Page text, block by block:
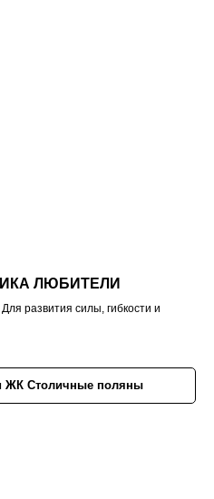
ЛЮБИТЕЛИ
развития силы, гибкости и
ЖК Столичные поляны